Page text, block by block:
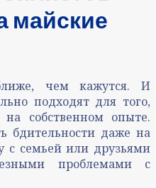
майские
чем кажутся. И
подходят для того,
собственном опыте.
бдительности даже на
с семьей или друзьями
проблемами с